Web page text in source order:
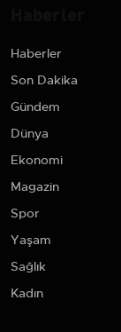
Haberler
Son Dakika
Gündem
Dünya
Ekonomi
Magazin
Spor
Yaşam
Sağlık
Kadın